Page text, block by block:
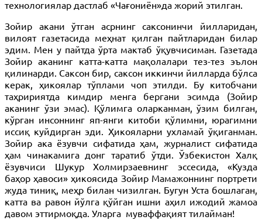
технологиялар дастлаб «Чағониён»да жорий этилган.
Зойир акани ўтган асрнинг саксонинчи йилларидан,
вилоят газетасида меҳнат қилган пайтларидан билар
эдим. Мен у пайтда ўрта мактаб ўқувчисиман. Газетада
Зойир аканинг катта-катта мақолалари тез-тез эълон
қилинарди. Саксон бир, саксон иккинчи йилларда бўлса
керак, ҳикоялар тўплами чоп этилди. Бу китобчани
таҳририятда кимдир менга бергани эсимда (Зойир
аканинг ўзи эмас). Қўлимга оларканман, ўзим билган,
кўрган инсоннинг яп-янги китоби қўлимни, юрагимни
иссиқ куйдирган эди. Ҳикояларни ухламай ўқиганман.
Зойир ака ёзувчи сифатида ҳам, журналист сифатида
ҳам чинакамига донг таратиб ўтди. Ўзбекистон Халқ
ёзувчиси Шукур Холмирзаевнинг эссесида, «Кузда
баҳор ҳавоси» ҳикоясида Зойир Мамажоннинг портрети
жуда тиниқ, меҳр билан чизилган. Бугун Уста бошлаган,
катта ва равон йўлга қўйган ишни аҳил ижодий жамоа
давом эттирмоқда. Уларга муваффақият тилайман!